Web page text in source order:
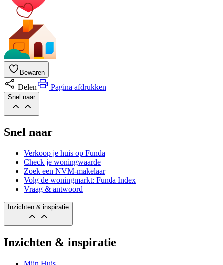
Bewaren
Delen Pagina afdrukken
Snel naar
Snel naar
Verkoop je huis op Funda
Check je woningwaarde
Zoek een NVM-makelaar
Volg de woningmarkt: Funda Index
Vraag & antwoord
Inzichten & inspiratie
Inzichten & inspiratie
Mijn Huis